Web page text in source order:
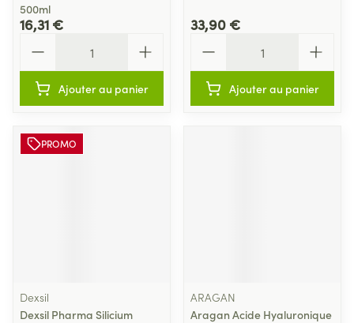
500ml
16,31 €
Ajouter au panier
33,90 €
Ajouter au panier
PROMO
Dexsil
Dexsil Pharma Silicium
ARAGAN
Aragan Acide Hyaluronique